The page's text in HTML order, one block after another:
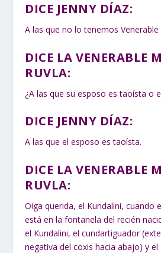
DICE JENNY DÍAZ:
A las que no lo tenemos Venerable
DICE LA VENERABLE
RUVLA:
¿A las que su esposo es taoísta o
DICE JENNY DÍAZ:
A las que el esposo es taoísta.
DICE LA VENERABLE
RUVLA:
Oiga querida, el Kundalini, cuando
está en la fontanela del recién
el Kundalini, el cundartiguador
negativa del coxis hacia abajo) y el